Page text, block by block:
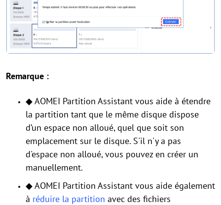
Remarque :
◆ AOMEI Partition Assistant vous aide à étendre
la partition tant que le même disque dispose
d’un espace non alloué, quel que soit son
emplacement sur le disque. S'il n'y a pas
d'espace non alloué, vous pouvez en créer un
manuellement.
◆ AOMEI Partition Assistant vous aide également
à réduire la partition avec des fichiers